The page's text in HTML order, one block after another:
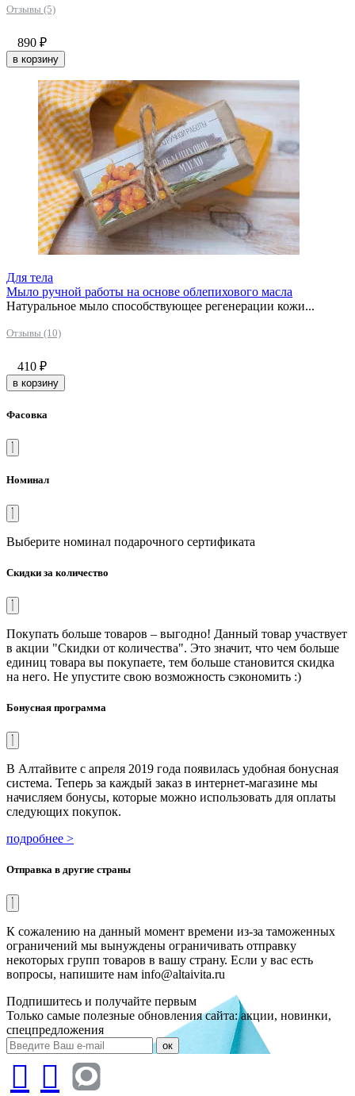
Отзывы (5)
890 ₽
в корзину
Для тела
Мыло ручной работы на основе облепихового масла
Натуральное мыло способствующее регенерации кожи...
Отзывы (10)
410 ₽
в корзину
Фасовка
Номинал
Выберите номинал подарочного сертификата
Скидки за количество
Покупать больше товаров – выгодно! Данный товар участвует
в акции "Скидки от количества". Это значит, что чем больше
единиц товара вы покупаете, тем больше становится скидка
на него. Не упустите свою возможность сэкономить :)
Бонусная программа
В Алтайвите с апреля 2019 года появилась удобная бонусная
система. Теперь за каждый заказ в интернет-магазине мы
начисляем бонусы, которые можно использовать для оплаты
следующих покупок.
подробнее >
Отправка в другие страны
К сожалению на данный момент времени из-за таможенных
ограничений мы вынуждены ограничивать отправку
некоторых групп товаров в вашу страну. Если у вас есть
вопросы, напишите нам info@altaivita.ru
Подпишитесь и получайте первым
Только самые полезные обновления сайта: акции, новинки,
спецпредложения
ок